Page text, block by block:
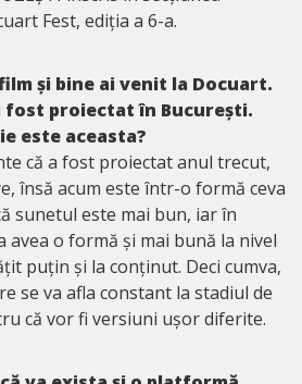
Fest, ediția a 6-a.
și bine ai venit la Docuart.
fost proiectat în București.
este aceasta?
că a fost proiectat anul trecut,
însă acum este într-o formă ceva
sunetul este mai bun, iar în
avea o formă și mai bună la nivel
puțin și la conținut. Deci cumva,
se va afla constant la stadiul de
că vor fi versiuni ușor diferite.